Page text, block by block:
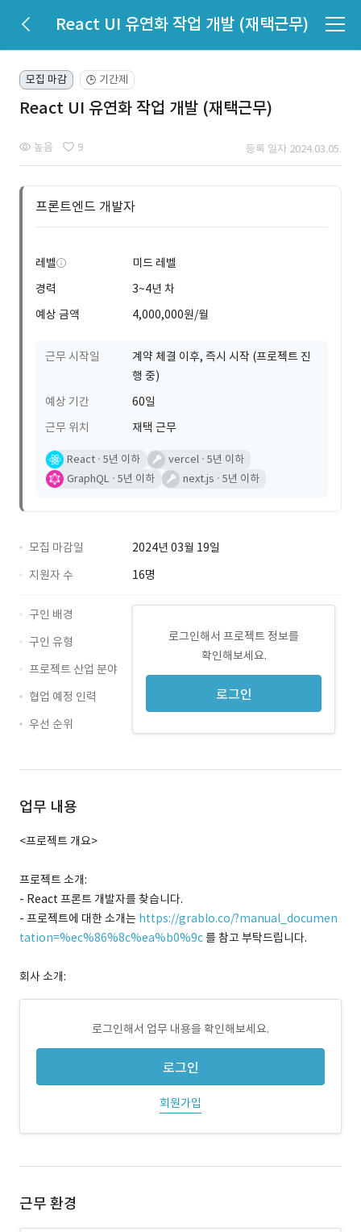
React UI 유연화 작업 개발 (재택근무)
모집 마감 🕒 기간제
React UI 유연화 작업 개발 (재택근무)
높음 9 등록 일자 2024.03.05.
프론트엔드 개발자
레벨
미드 레벨
경력
3~4년 차
예상 금액
4,000,000원/월
근무 시작일
계약 체결 이후, 즉시 시작 (프로젝트 진
행 중)
예상 기간
60일
근무 위치
재택 근무
React 5년 이하 vercel 5년 이하
GraphQL 5년 이하 next.js 5년 이하
모집 마감일
2024년 03월 19일
지원자 수
16명
로그인해서 프로젝트 정보를
확인해보세요.
로그인
구인 배경
구인 유형
프로젝트 산업 분야
협업 예정 인력
우선 순위
업무 내용
<프로젝트 개요>
프로젝트 소개:
- React 프론트 개발자를 찾습니다.
- 프로젝트에 대한 소개는 https://grablo.co/?manual_documen
tation=%ec%86%8c%ea%b0%9c를 참고 부탁드립니다.
회사 소개:
로그인해서 업무 내용을 확인해보세요.
로그인
회원가입
근무 환경